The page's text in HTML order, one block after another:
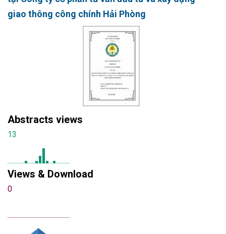
giao thông công chính Hải Phòng
Abstracts views
13
Views & Download
0